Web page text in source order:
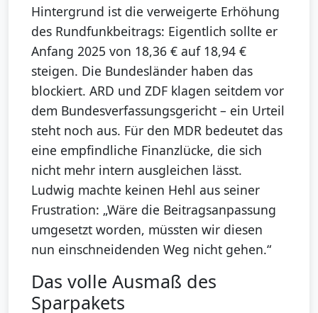
Hintergrund ist die verweigerte Erhöhung
des Rundfunkbeitrags: Eigentlich sollte er
Anfang 2025 von 18,36 € auf 18,94 €
steigen. Die Bundesländer haben das
blockiert. ARD und ZDF klagen seitdem vor
dem Bundesverfassungsgericht – ein Urteil
steht noch aus. Für den MDR bedeutet das
eine empfindliche Finanzlücke, die sich
nicht mehr intern ausgleichen lässt.
Ludwig machte keinen Hehl aus seiner
Frustration: „Wäre die Beitragsanpassung
umgesetzt worden, müssten wir diesen
nun einschneidenden Weg nicht gehen.“
Das volle Ausmaß des
Sparpakets